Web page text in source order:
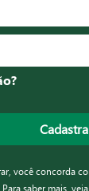
você concorda
saber mais,